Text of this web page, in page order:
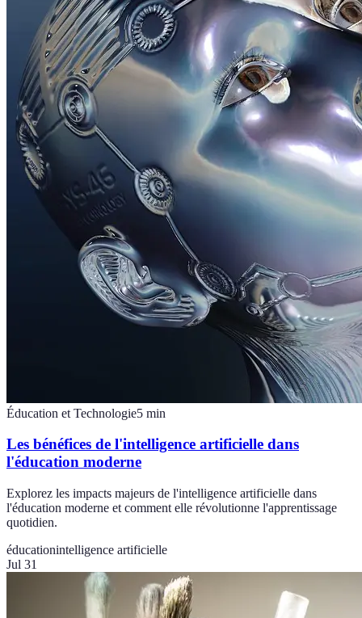
Éducation et Technologie5 min
Les bénéfices de l'intelligence artificielle dans
l'éducation moderne
Explorez les impacts majeurs de l'intelligence artificielle dans
l'éducation moderne et comment elle révolutionne l'apprentissage
quotidien.
éducationintelligence artificielle
Jul 31